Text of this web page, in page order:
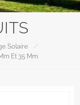
Solaire
/
Et 35 Mm